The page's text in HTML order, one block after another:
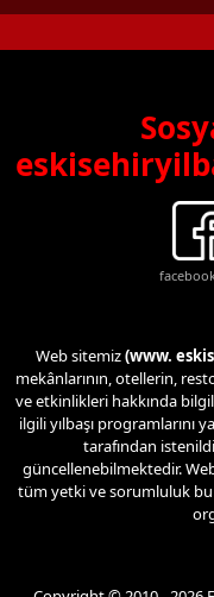
Web sitemiz(www.
mekânlarının, otellerin,
ve etkinlikleri hakkında
ilgili yılbaşı programlarını
tarafından
güncellenebilmektedir.
tüm yetki ve sorumluluk